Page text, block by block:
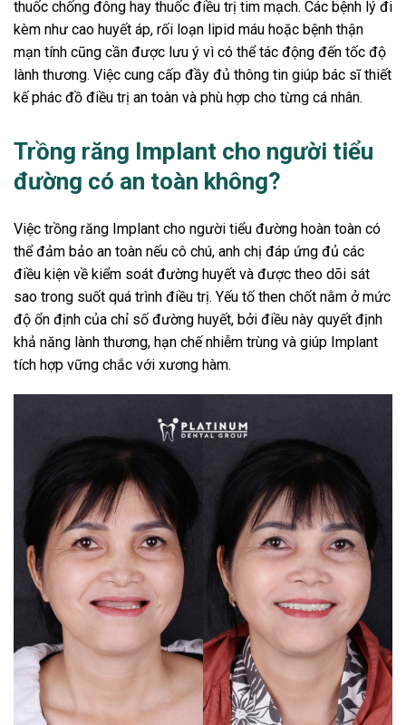
thuốc chống đông hay thuốc điều trị tim mạch. Các bệnh lý đi
kèm như cao huyết áp, rối loạn lipid máu hoặc bệnh thận
mạn tính cũng cần được lưu ý vì có thể tác động đến tốc độ
lành thương. Việc cung cấp đầy đủ thông tin giúp bác sĩ thiết
kế phác đồ điều trị an toàn và phù hợp cho từng cá nhân.
Trồng răng Implant cho người tiểu
đường có an toàn không?
Việc trồng răng Implant cho người tiểu đường hoàn toàn có
thể đảm bảo an toàn nếu cô chú, anh chị đáp ứng đủ các
điều kiện về kiểm soát đường huyết và được theo dõi sát
sao trong suốt quá trình điều trị. Yếu tố then chốt nằm ở mức
độ ổn định của chỉ số đường huyết, bởi điều này quyết định
khả năng lành thương, hạn chế nhiễm trùng và giúp Implant
tích hợp vững chắc với xương hàm.